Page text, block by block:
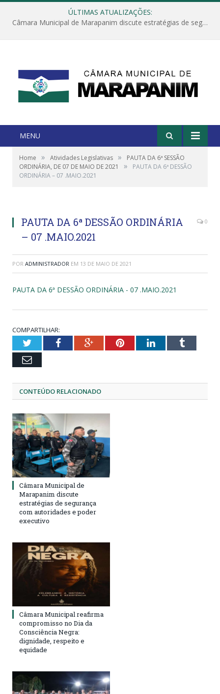
ÚLTIMAS ATUALIZAÇÕES:
Câmara Municipal de Marapanim discute estratégias de segurança com autoridades e poder executivo
MENU
Home » Atividades Legislativas »
PAUTA DA 6ª SESSÃO
ORDINÁRIA, DE 07 DE MAIO DE 2021
»
PAUTA DA 6ª DESSÃO
ORDINÁRIA – 07 .MAIO.2021
PAUTA DA 6ª DESSÃO ORDINÁRIA
– 07 .MAIO.2021
0
POR ADMINISTRADOR EM 13 DE MAIO DE 2021
PAUTA DA 6ª DESSÃO ORDINÁRIA - 07 .MAIO.2021
COMPARTILHAR:
TwitterFacebookGoogle+PinterestLinkedInTumblr
Email
CONTEÚDO RELACIONADO
Câmara Municipal de
Marapanim discute
estratégias de segurança
com autoridades e poder
executivo
Câmara Municipal reafirma
compromisso no Dia da
Consciência Negra:
dignidade, respeito e
equidade